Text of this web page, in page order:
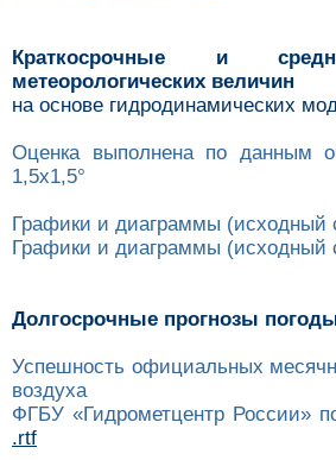
Краткосрочные и
метеорологических величин
на основе гидродинамических
Оценка выполнена по данным
1,5x1,5°
Графики и диаграммы (исходный
Графики и диаграммы (исходный
Долгосрочные прогнозы
Успешность официальных
воздуха
ФГБУ «Гидрометцентр
.rtf